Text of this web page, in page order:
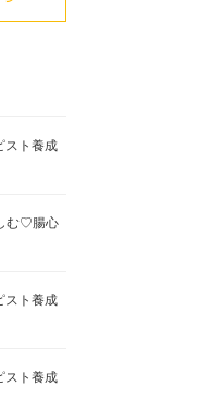
スト養成
む♡腸心
スト養成
スト養成